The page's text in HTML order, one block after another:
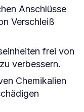
Anschlüsse
Verschleiß
frei von
verbessern.
Chemikalien